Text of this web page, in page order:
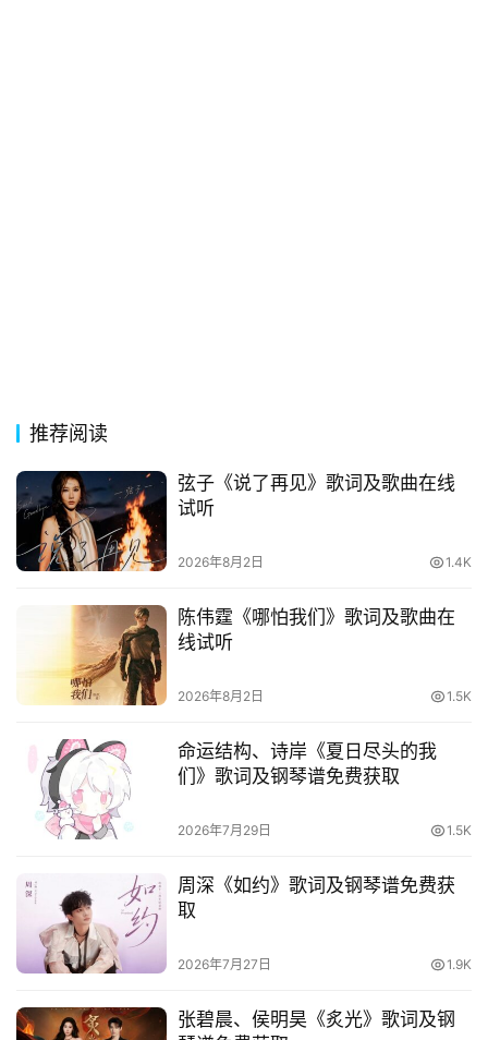
词
他
语
推荐阅读
弦子《说了再见》歌词及歌曲在线
试听
2026年8月2日 1.4K
陈伟霆《哪怕我们》歌词及歌曲在
线试听
2026年8月2日 1.5K
命运结构、诗岸《夏日尽头的我
们》歌词及钢琴谱免费获取
2026年7月29日 1.5K
周深《如约》歌词及钢琴谱免费获
取
2026年7月27日 1.9K
张碧晨、侯明昊《炙光》歌词及钢